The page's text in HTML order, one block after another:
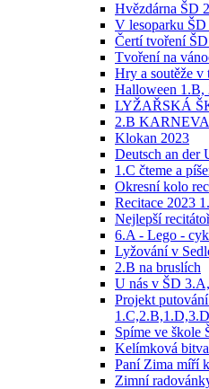
Hvězdárna ŠD
V lesoparku
Čertí tvoření
Tvoření na
Hry a soutěže
Halloween 1.B,
LYŽAŘSKÁ
2.B
Klokan 2023
Deutsch an der
1.C čteme a
Okresní kolo
Recitace 2023
Nejlepší
6.A - Lego -
Lyžování v
2.B na bruslích
U nás v ŠD
Projekt
1.C,2.B,1.D,3.D
Spíme ve škole
Kelímková
Paní Zima míří
Zimní